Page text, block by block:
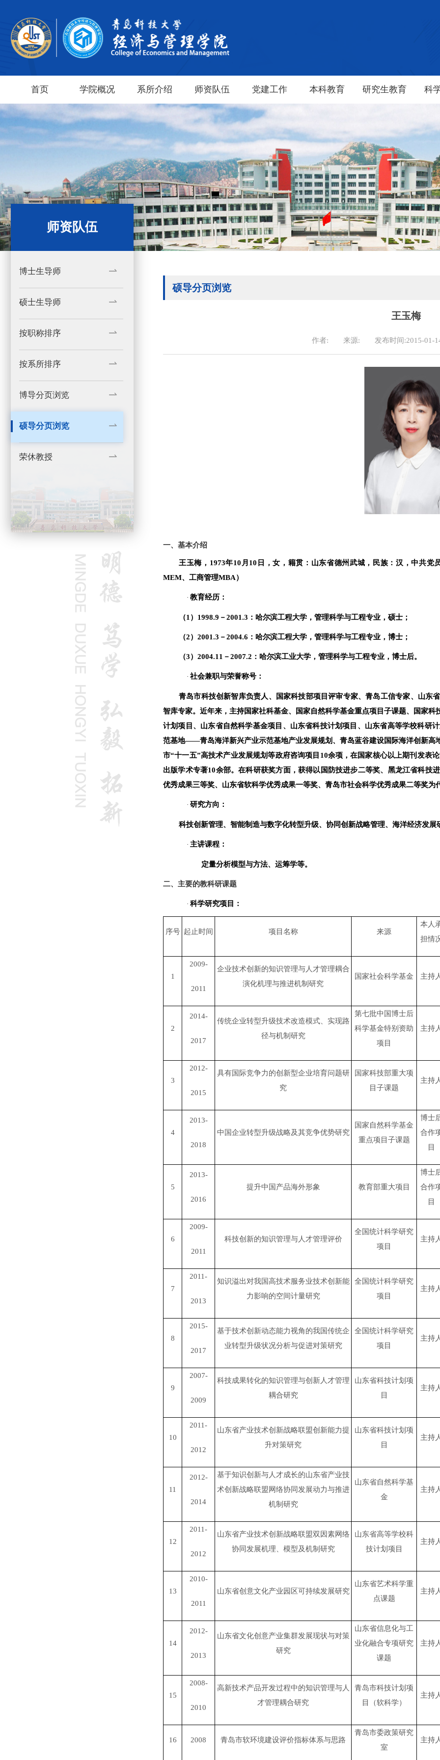
首页 学院概况 系所介绍 师资队伍 党建工作 本科教育 研究生教育 科
师资队伍
博士生导师
硕士生导师
按职称排序
按系所排序
博导分页浏览
硕导分页浏览
荣休教授
硕导分页浏览
王玉梅
作者: 来源: 发布时间:2015-01-
一、 基本介绍
王玉梅， 1973年10 月 10 日，女，籍贯：山东省德州武城，民族：汉，中共
MEM、工商管理MBA）
· 教育经历：
（1 ） 1998.9 －2001.3 ：哈尔滨工程大学，管理科学与工程专业，硕士；
（2） 2001.3 －2004.6 ：哈尔滨工程大学，管理科学与工程专业，博士；
（3） 2004.11 －2007.2 ：哈尔滨工业大学，管理科学与工程专业，博士后。
· 社会兼职与荣誉称号：
青岛市科技创新智库负责人、国家科技部项目评审专家、青岛工信专家、山东
智库专家。近年来，主持国家社科基金、国家自然科学基金重点项目子课题、国家
计划项目、山东省自然科学基金项目、山东省科技计划项目、山东省高等学校科研
范基地——青岛海洋新兴产业示范基地产业发展规划、青岛蓝谷建设国际海洋创新高
市“十一五”高技术产业发展规划等政府咨询项目 10余项，在国家核心以上期刊发表
出版学术专著10余部。在科研获奖方面，获得以国防技进步二等奖、黑龙江省科技
优秀成果三等奖、山东省软科学优秀成果一等奖、青岛市社会科学优秀成果二等奖为
· 研究方向：
科技创新管理、智能制造与数字化转型升级、协同创新战略管理、海洋经济发展
· 主讲课程：
定量分析模型与方法、运筹学等。
二、 主要的教科研课题
· 科学研究项目：
序号 起止时间 项目名称 来源
本人
担情
1
2009-
2011
企业技术创新的知识管理与人才管理耦合
演化机理与推进机制研究
国家社会科学基金 主持
2
2014-
2017
传统企业转型升级技术改造模式、实现路
径与机制研究
第七批中国博士后
科学基金特别资助
项目
主持
3
2012-
2015
具有国际竞争力的创新型企业培育问题研
究
国家科技部重大项
目子课题
主持
4
2013-
2018
中国企业转型升级战略及其竞争优势研究
国家自然科学基金
重点项目子课题
博士
合作
目
5
2013-
2016
提升中国产品海外形象 教育部重大项目
博士
合作
目
6
2009-
2011
科技创新的知识管理与人才管理评价
全国统计科学研究
项目
主持
7
2011-
2013
知识溢出对我国高技术服务业技术创新能
力影响的空间计量研究
全国统计科学研究
项目
主持
8
2015-
2017
基于技术创新动态能力视角的我国传统企
业转型升级状况分析与促进对策研究
全国统计科学研究
项目
主持
9
2007-
2009
科技成果转化的知识管理与创新人才管理
耦合研究
山东省科技计划项
目
主持
10
2011-
2012
山东省产业技术创新战略联盟创新能力提
升对策研究
山东省科技计划项
目
主持
11
2012-
2014
基于知识创新与人才成长的山东省产业技
术创新战略联盟网络协同发展动力与推进
机制研究
山东省自然科学基
金
主持
12
2011-
2012
山东省产业技术创新战略联盟双因素网络
协同发展机理、模型及机制研究
山东省高等学校科
技计划项目
主持
13
2010-
2011
山东省创意文化产业园区可持续发展研究
山东省艺术科学重
点课题
主持
14
2012-
2013
山东省文化创意产业集群发展现状与对策
研究
山东省信息化与工
业化融合专项研究
课题
主持
15
2008-
2010
高新技术产品开发过程中的知识管理与人
才管理耦合研究
青岛市科技计划项
目（软科学）
主持
16 2008 青岛市软环境建设评价指标体系与思路
青岛市委政策研究
室
主持